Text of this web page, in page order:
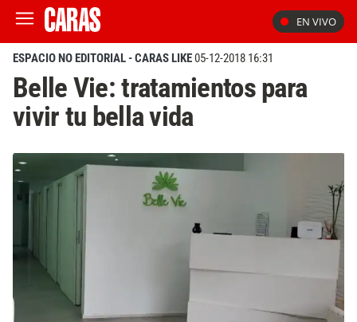
EN VIVO
ESPACIO NO EDITORIAL - CARAS LIKE05-12-2018 16:31
Belle Vie: tratamientos para
vivir tu bella vida